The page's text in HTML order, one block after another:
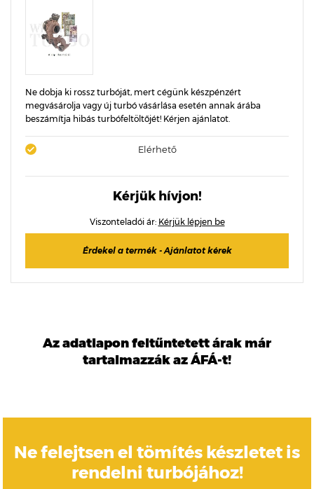
Ne dobja ki rossz turbóját, mert cégünk készpénzért
megvásárolja vagy új turbó vásárlása esetén annak árába
beszámítja hibás turbófeltöltőjét! Kérjen ajánlatot.
Elérhető
Kérjük hívjon!
Viszonteladói ár: Kérjük lépjen be
Érdekel a termék - Ajánlatot kérek
Az adatlapon feltűntetett árak már
tartalmazzák az ÁFÁ-t!
Ne felejtsen el tömítés készletet is
rendelni turbójához!